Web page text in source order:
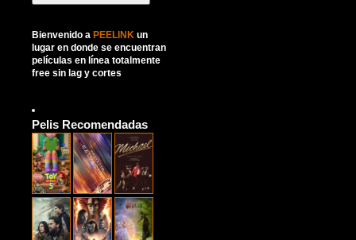
Bienvenido a PEELINK un
lugar en donde se encuentran
películas en línea totalmente
free sin lag y cortes
Pelis Recomendadas